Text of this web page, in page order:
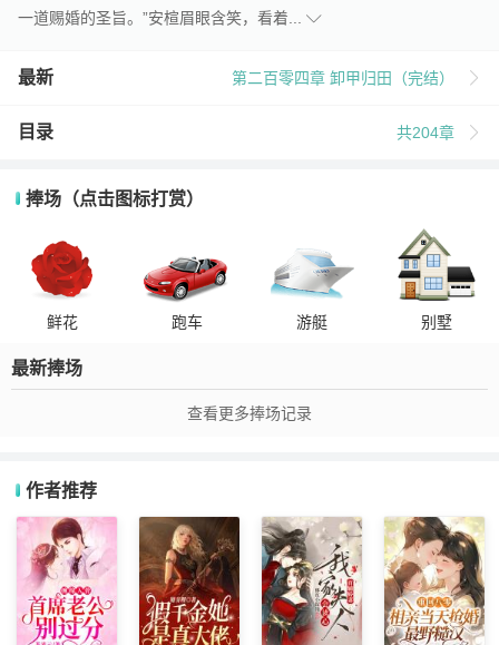
一道赐婚的圣旨。”安楦眉眼含笑，看着...
最新 第二百零四章 卸甲归田（完结）
目录 共204章
捧场（点击图标打赏）
鲜花 跑车 游艇 别墅
最新捧场
查看更多捧场记录
作者推荐